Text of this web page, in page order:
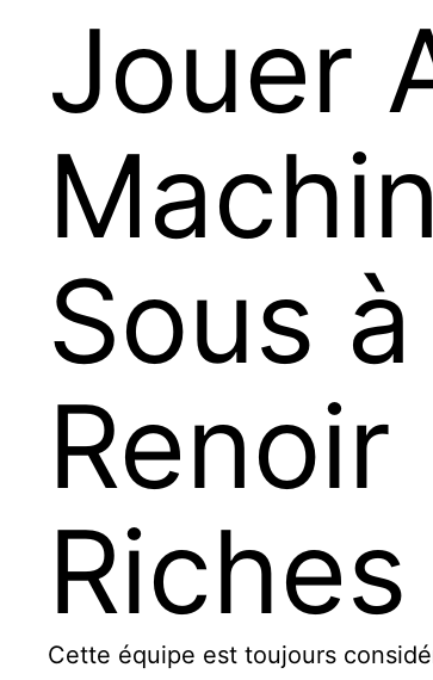
Jouer
Sous
Renoir
Riches
Cette équipe est toujours